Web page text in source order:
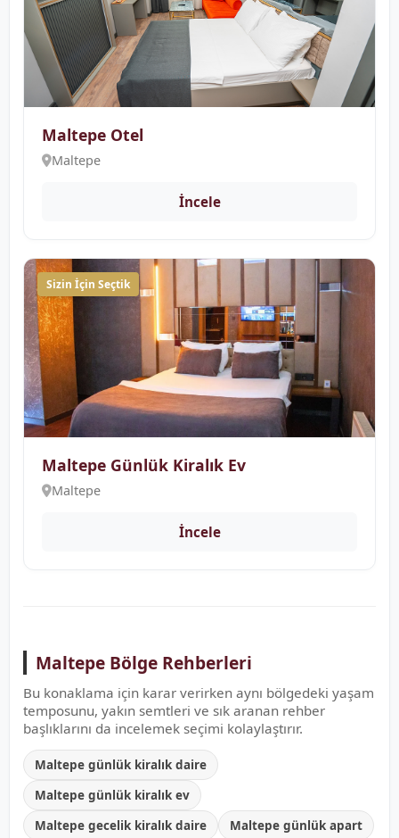
Maltepe Otel
Maltepe
İncele
Sizin İçin Seçtik
Maltepe Günlük Kiralık Ev
Maltepe
İncele
Maltepe Bölge Rehberleri
Bu konaklama için karar verirken aynı bölgedeki yaşam
temposunu, yakın semtleri ve sık aranan rehber
başlıklarını da incelemek seçimi kolaylaştırır.
Maltepe günlük kiralık daire
Maltepe günlük kiralık ev
Maltepe gecelik kiralık daire
Maltepe günlük apart